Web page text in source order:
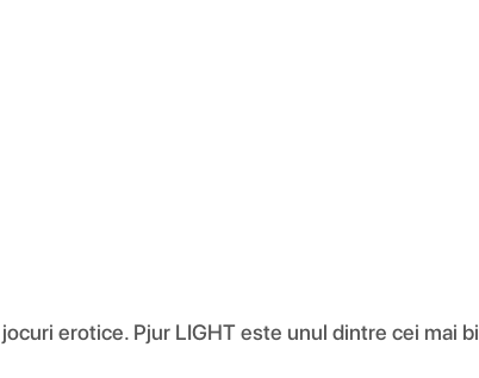
erotice. Pjur LIGHT este unul dintre cei mai